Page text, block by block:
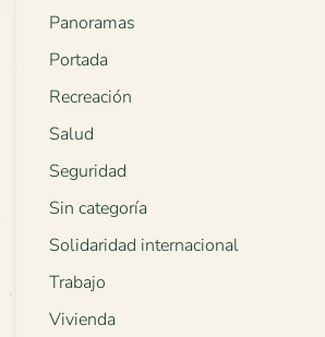
Panoramas
Portada
Recreación
Salud
Seguridad
Sin categoría
Solidaridad internacional
Trabajo
Vivienda